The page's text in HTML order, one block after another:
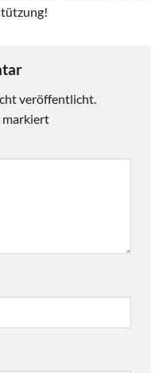
veröffentlicht.
markiert